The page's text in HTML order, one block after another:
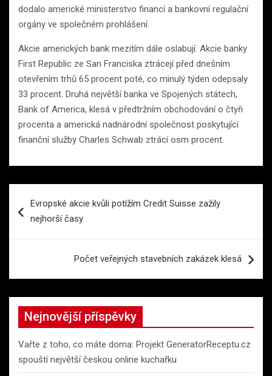
dodalo americké ministerstvo financí a bankovní regulační
orgány ve společném prohlášení.
Akcie amerických bank mezitím dále oslabují. Akcie banky
First Republic ze San Franciska ztrácejí před dnešním
otevřením trhů 65 procent poté, co minulý týden odepsaly
33 procent. Druhá největší banka ve Spojených státech,
Bank of America, klesá v předtržním obchodování o čtyři
procenta a americká nadnárodní společnost poskytující
finanční služby Charles Schwab ztrácí osm procent.
proEvropské akcie kvůli potížím Credit Suisse zažily
nejhorší časy
Počet veřejných stavebních zakázek klesá
Nejnovější příspěvky
Vařte z toho, co máte doma: Projekt GeneratorReceptu.cz
spouští největší českou online kuchařku